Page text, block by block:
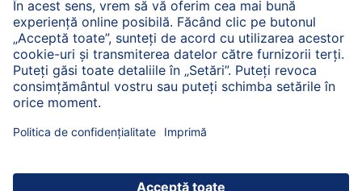
Politica de confidențialitate și termeni generali de
utilizare
Despre noi
Despre Comapania HiPP Contacte